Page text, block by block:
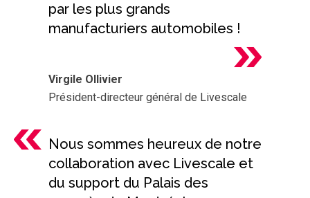
par les plus grands
manufacturiers automobiles !
Virgile Ollivier
Président-directeur général de Livescale
Nous sommes heureux de notre
collaboration avec Livescale et
du support du Palais des